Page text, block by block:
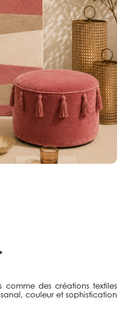
comme des créations textiles
couleur et sophistication